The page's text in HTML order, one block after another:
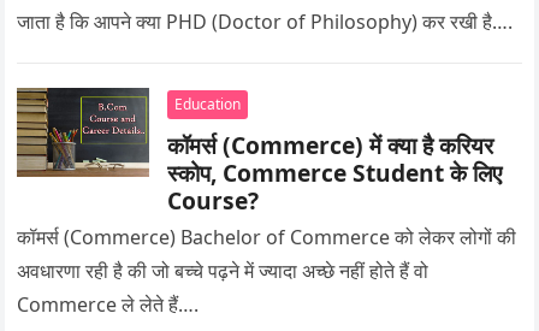
जाता है कि आपने क्या PHD (Doctor of Philosophy) कर रखी है….
Education
कॉमर्स (Commerce) में क्या है करियर
स्कोप, Commerce Student के लिए
Course?
कॉमर्स (Commerce) Bachelor of Commerce को लेकर लोगों की
अवधारणा रही है की जो बच्चे पढ़ने में ज्यादा अच्छे नहीं होते हैं वो
Commerce ले लेते हैं….